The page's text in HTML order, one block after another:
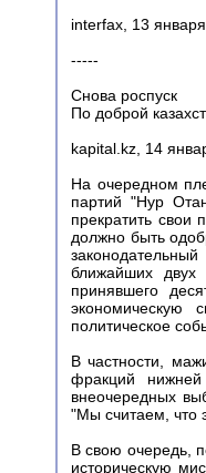
interfax, 13
-----
Снова роспуск
По доброй
kapital.kz, 14
На очередном
партий "Нур
прекратить
должно быть
ближайших двух
принявшего
экономическую
политическое
В частности,
фракций
внеочередных
"Мы считаем, что
В свою очередь,
историческую